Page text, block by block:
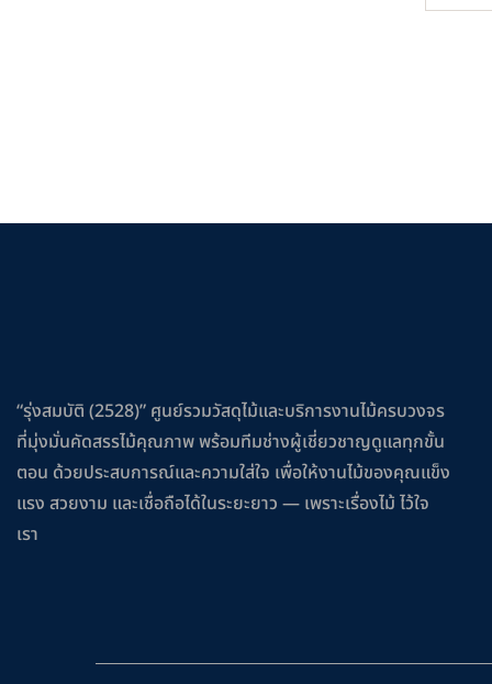
“รุ่งสมบัติ (2528)” ศูนย์รวมวัสดุไม้และบริการงานไม้ครบวงจร
ที่มุ่งมั่นคัดสรรไม้คุณภาพ พร้อมทีมช่างผู้เชี่ยวชาญดูแลทุกขั้น
ตอน ด้วยประสบการณ์และความใส่ใจ เพื่อให้งานไม้ของคุณแข็ง
แรง สวยงาม และเชื่อถือได้ในระยะยาว — เพราะเรื่องไม้ ไว้ใจ
เรา